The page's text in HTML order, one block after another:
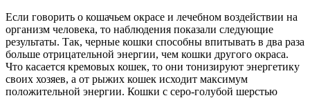
Если говорить о кошачьем окрасе и лечебном воздействии на
организм человека, то наблюдения показали следующие
результаты. Так, черные кошки способны впитывать в два раза
больше отрицательной энергии, чем кошки другого окраса.
Что касается кремовых кошек, то они тонизируют энергетику
своих хозяев, а от рыжих кошек исходит максимум
положительной энергии. Кошки с серо-голубой шерстью